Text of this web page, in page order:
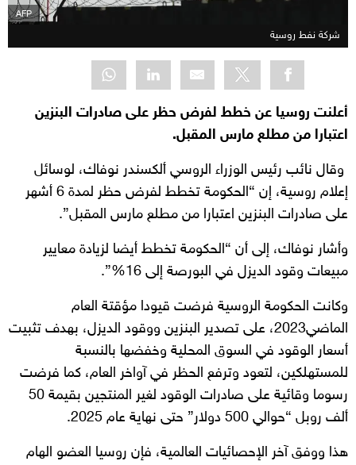
AFP
شركة نفط روسية
أعلنت روسيا عن خطط لفرض حظر على صادرات البنزين
اعتبارا من مطلع مارس المقبل.
وقال نائب رئيس الوزراء الروسي ألكسندر نوفاك، لوسائل
إعلام روسية، إن “الحكومة تخطط لفرض حظر لمدة 6 أشهر
على صادرات البنزين اعتبارا من مطلع مارس المقبل”.
وأشار نوفاك، إلى أن “الحكومة تخطط أيضا لزيادة معايير
مبيعات وقود الديزل في البورصة إلى 16%”.
وكانت الحكومة الروسية فرضت قيودا مؤقتة العام
الماضي2023، على تصدير البنزين ووقود الديزل، بهدف تثبيت
أسعار الوقود في السوق المحلية وخفضها بالنسبة
للمستهلكين، لتعود وترفع الحظر في آواخر العام، كما فرضت
رسوما وقائية على صادرات الوقود لغير المنتجين بقيمة 50
ألف روبل “حوالي 500 دولار” حتى نهاية عام 2025.
هذا ووفق آخر الإحصائيات العالمية، فإن روسيا العضو الهام